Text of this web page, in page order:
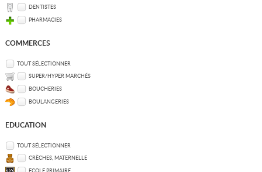
DENTISTES
PHARMACIES
COMMERCES
TOUT SÉLECTIONNER
SUPER/HYPER MARCHÉS
BOUCHERIES
BOULANGERIES
EDUCATION
TOUT SÉLECTIONNER
CRÈCHES, MATERNELLE